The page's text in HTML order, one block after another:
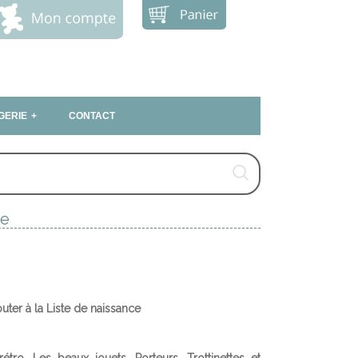
CONTACT
à la Liste de naissance